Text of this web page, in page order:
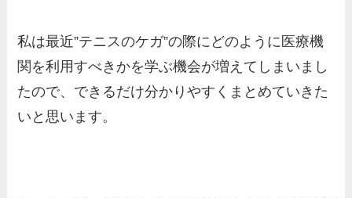
私は最近”テニスのケガ”の際にどのように医療機
関を利用すべきかを学ぶ機会が増えてしまいまし
たので、できるだけ分かりやすくまとめていきた
いと思います。